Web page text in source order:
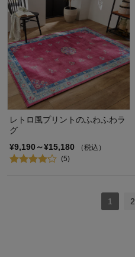
レトロ風プリントのふわふわラ
グ
¥9,190～¥15,180
（税込）
(5)
1 2